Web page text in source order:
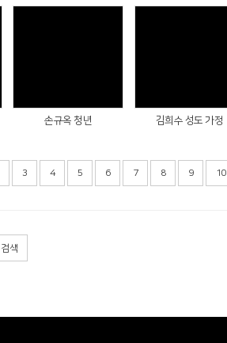
손규옥 청년 김희수 성도 가정
3 4 5 6 7 8 9 10
검색